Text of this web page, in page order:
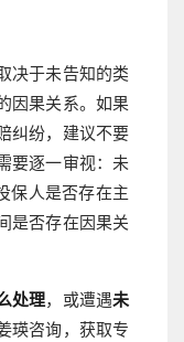
决于未告知的类
因果关系。如果
纠纷，建议不要
要逐一审视：未
保人是否存在主
是否存在因果关
处理，或遭遇未
瑛咨询，获取专